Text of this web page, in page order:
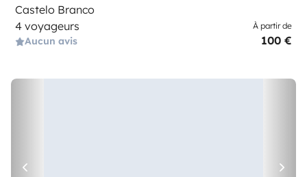
Castelo Branco
4 voyageurs
Aucun avis
À partir de
100 €